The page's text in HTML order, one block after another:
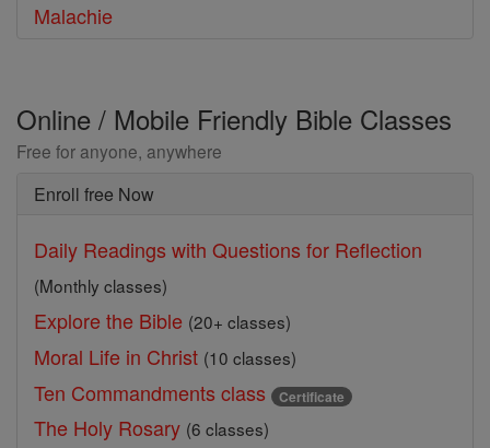
Malachie
Online / Mobile Friendly Bible Classes
Free for anyone, anywhere
Enroll free Now
Daily Readings with Questions for Reflection
(Monthly classes)
Explore the Bible (20+ classes)
Moral Life in Christ (10 classes)
Ten Commandments class Certificate
The Holy Rosary (6 classes)